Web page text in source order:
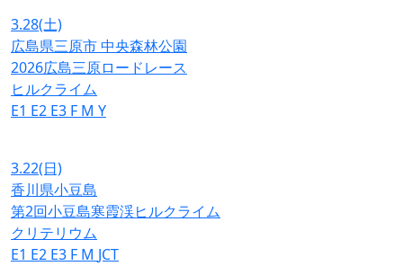
3.28(土)
広島県三原市 中央森林公園
2026広島三原ロードレース
ヒルクライム
E1 E2 E3 F M Y
3.22(日)
香川県小豆島
第2回小豆島寒霞渓ヒルクライム
クリテリウム
E1 E2 E3 F M JCT